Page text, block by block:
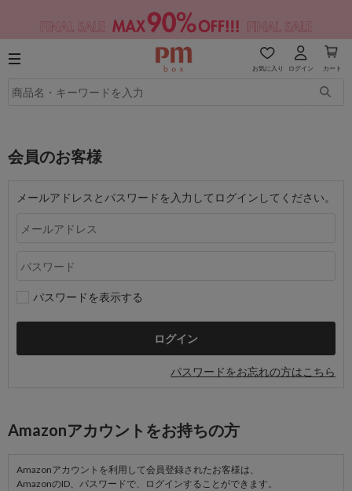
お気に入り ログイン カート
会員のお客様
メールアドレスとパスワードを入力してログインしてください。
パスワードを表示する
パスワードをお忘れの方はこちら
Amazonアカウントをお持ちの方
Amazonアカウントを利用して会員登録されたお客様は、
AmazonのID、パスワードで、ログインすることができます。